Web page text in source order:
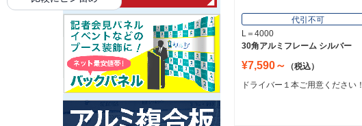
代引不可
L＝4000
30角アルミフレーム シルバー
¥7,590～
（税込）
ドライバー１本ご用意ください！